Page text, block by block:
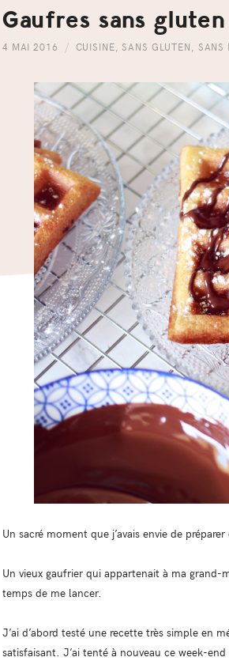
Gaufres sans
4 MAI 2016 CUISINE SANS GLUTEN SANS
Un sacré moment que j’avais envie de
Un vieux gaufrier qui appartenait à ma grand-
temps de me lancer.
J’ai d’abord testé une recette très simple en
satisfaisant. J’ai tenté à nouveau ce week-